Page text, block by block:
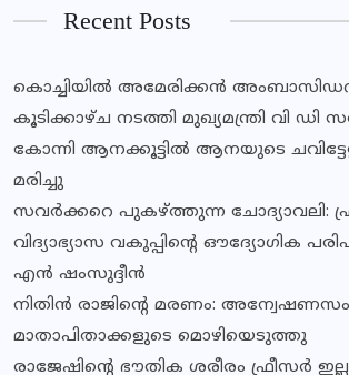
Recent Posts
കൊച്ചിയിൽ അമേരിക്കൻ
കൂടിക്കാഴ്ച നടത്തി മുഖ്യമന്ത്രി വി ഡി
കോന്നി ആനക്കൂട്ടിൽ ആനയുടെ
മരിച്ചു
സവര്‍ക്കറെ പുകഴ്ത്തുന്ന ചോദ്യാവലി:
വിദ്യാഭ്യാസ വകുപ്പിൻ്റെ ഔദ്യോഗിക
എൻ ഷംസുദ്ദീൻ
നിതിൻ രാജിൻ്റെ മരണം:
മാതാപിതാക്കളുടെ മൊഴിയെടുത്തു
രാജേഷിന്റെ ഭൗതിക ശരീരം ഫ്രീസര്‍